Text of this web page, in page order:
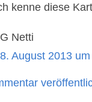
kenne diese
Netti
August 2013